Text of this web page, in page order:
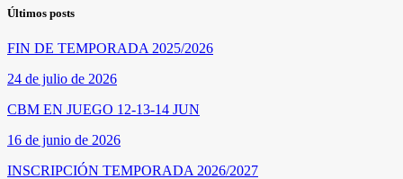
Últimos posts
FIN DE TEMPORADA 2025/2026
24 de julio de 2026
CBM EN JUEGO 12-13-14 JUN
16 de junio de 2026
INSCRIPCIÓN TEMPORADA 2026/2027